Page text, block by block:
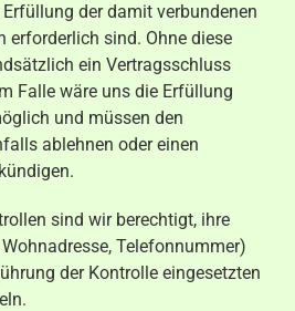
der damit verbundenen
erforderlich sind. Ohne diese
ein Vertragsschluss
Falle wäre uns die Erfüllung
und müssen den
ablehnen oder einen
sind wir berechtigt, ihre
Telefonnummer)
der Kontrolle eingesetzten